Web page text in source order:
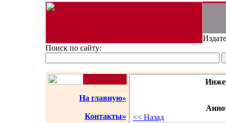
Поиск по сайту:
На главную»
Контакты»
<< Назад